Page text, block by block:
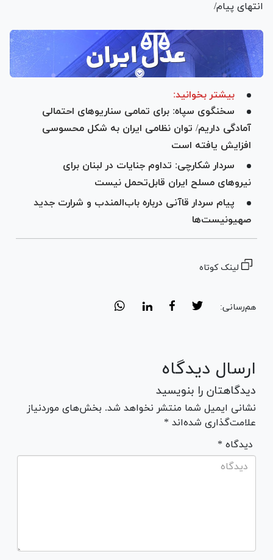
انتهای پیام/
بیشتر بخوانید:
سخنگوی سپاه: برای تمامی سناریوهای احتمالی
آمادگی داریم/ توان نظامی ایران به شکل محسوسی
افزایش یافته است
سردار شکارچی: تداوم جنایات در لبنان برای
نیروهای مسلح ایران قابل‌تحمل نیست
پیام سردار قاآنی درباره باب‌المندب و شرارت جدید
صهیونیست‌ها
لینک کوتاه
هم‌رسانی:
ارسال دیدگاه
دیدگاهتان را بنویسید
نشانی ایمیل شما منتشر نخواهد شد. بخش‌های موردنیاز
علامت‌گذاری شده‌اند *
* دیدگاه